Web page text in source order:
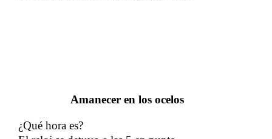
Amanecer en los ocelos
¿Qué hora es?